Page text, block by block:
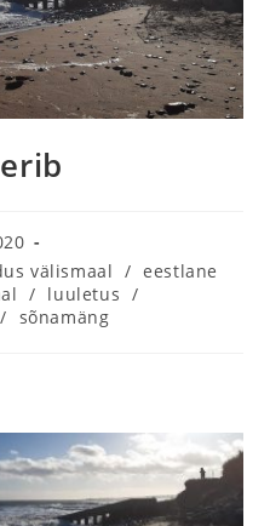
välismaal / eestlane
/ luuletus /
/ sõnamäng